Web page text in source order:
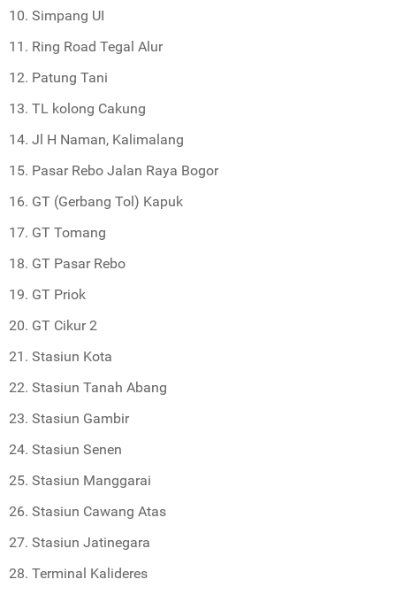
Simpang UI
Ring Road Tegal Alur
Patung Tani
TL kolong Cakung
Jl H Naman, Kalimalang
Pasar Rebo Jalan Raya Bogor
GT (Gerbang Tol) Kapuk
GT Tomang
GT Pasar Rebo
GT Priok
GT Cikur 2
Stasiun Kota
Stasiun Tanah Abang
Stasiun Gambir
Stasiun Senen
Stasiun Manggarai
Stasiun Cawang Atas
Stasiun Jatinegara
Terminal Kalideres